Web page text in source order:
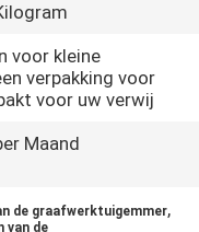
voor kleine
verpakking voor
voor uw verwij
Maand
de graafwerktuigemmer,
van de